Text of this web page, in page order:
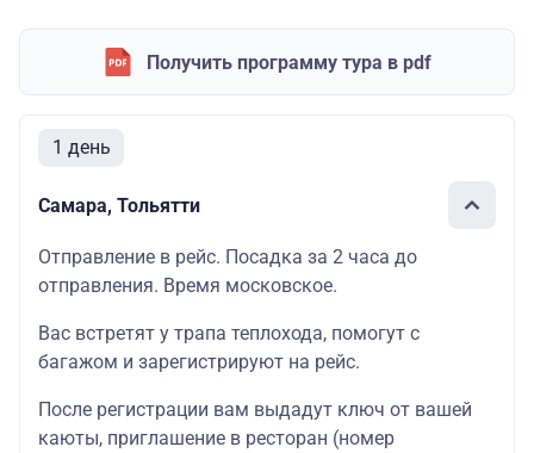
Получить программу тура в pdf
1 день
Самара, Тольятти
Отправление в рейс. Посадка за 2 часа до
отправления. Время московское.
Вас встретят у трапа теплохода, помогут с
багажом и зарегистрируют на рейс.
После регистрации вам выдадут ключ от вашей
каюты, приглашение в ресторан (номер